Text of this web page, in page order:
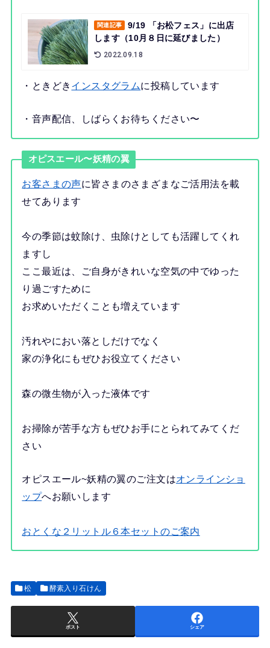
関連記事
9/19 「お松フェス」に出店
します（10月８日に延びました）
2022.09.18
・ときどき インスタグラムに投稿しています
・音声配信、しばらくお待ちください〜
オピスエール〜妖精の翼
お客さまの声に皆さまのさまざまなご活用法を載
せてあります
今の季節は蚊除け、虫除けとしても活躍してくれ
ますし
ここ最近は、ご自身がきれいな空気の中でゆった
り過ごすために
お求めいただくことも増えています
汚れやにおい落としだけでなく
家の浄化にもぜひお役立てください
森の微生物が入った液体です
お掃除が苦手な方もぜひお手にとられてみてくだ
さい
オピスエール~妖精の翼のご注文はオンラインショ
ップへお願いします
おとくな２リットル６本セットのご案内
松 酵素入り石けん
ポスト シェア